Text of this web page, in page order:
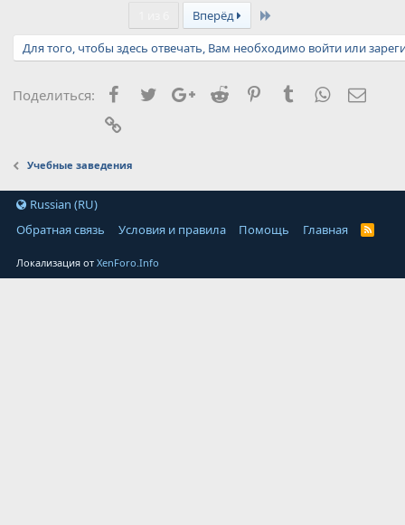
Вперёд Last
Для того, чтобы здесь отвечать, Вам необходимо войти или
Поделиться: Facebook
TwitterGoogle+
Reddit PinterestTumblrWhatsApp
Учебные заведения
Russian (RU)
Обратная связь
Условия и правила Помощь Главная
Локализация отXenForo.Info